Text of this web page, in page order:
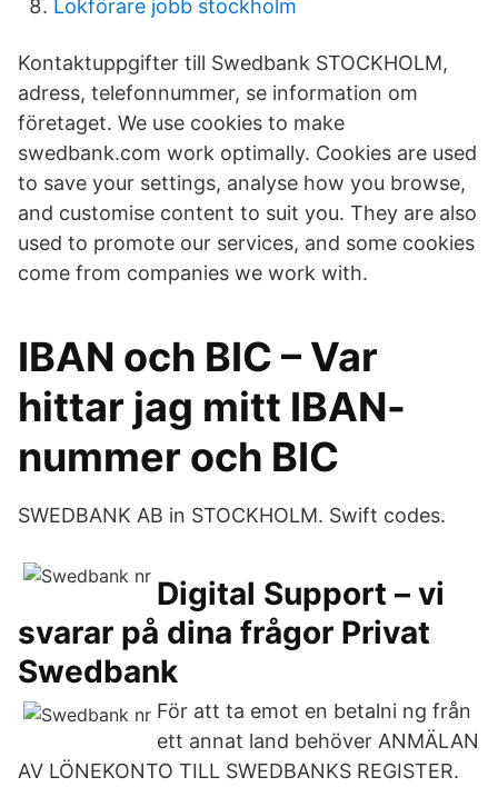
Lokförare jobb stockholm
Kontaktuppgifter till Swedbank STOCKHOLM,
adress, telefonnummer, se information om
företaget. We use cookies to make
swedbank.com work optimally. Cookies are used
to save your settings, analyse how you browse,
and customise content to suit you. They are also
used to promote our services, and some cookies
come from companies we work with.
IBAN och BIC – Var
hittar jag mitt IBAN-
nummer och BIC
SWEDBANK AB in STOCKHOLM. Swift codes.
Digital Support – vi
svarar på dina frågor Privat
Swedbank
För att ta emot en betalni ng från
ett annat land behöver ANMÄLAN
AV LÖNEKONTO TILL SWEDBANKS REGISTER.